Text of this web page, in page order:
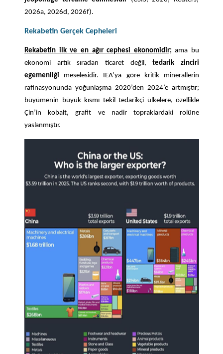
2026a, 2026d, 2026f).
Rekabetin Gerçek Cepheleri
Rekabetin ilk ve en ağır cephesi ekonomidir; ama bu
ekonomi artık sıradan ticaret değil,tedarik zinciri
egemenliği meselesidir. IEA’ya göre kritik minerallerin
rafinasyonunda yoğunlaşma 2020’den 2024’e artmıştır;
büyümenin büyük kısmı tekil tedarikçi ülkelere, özellikle
Çin’in kobalt, grafit ve nadir topraklardaki rolüne
yaslanmıştır.